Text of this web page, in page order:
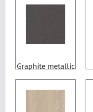
Graphite metallic